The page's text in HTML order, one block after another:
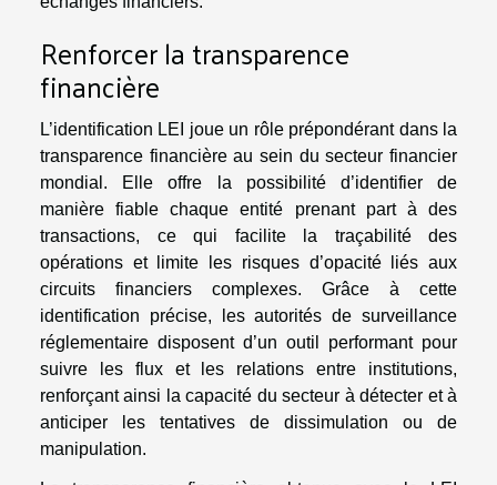
Renforcer la transparence
financière
L’identification LEI joue un rôle prépondérant dans la
transparence financière au sein du secteur financier
mondial. Elle offre la possibilité d’identifier de
manière fiable chaque entité prenant part à des
transactions, ce qui facilite la traçabilité des
opérations et limite les risques d’opacité liés aux
circuits financiers complexes. Grâce à cette
identification précise, les autorités de surveillance
réglementaire disposent d’un outil performant pour
suivre les flux et les relations entre institutions,
renforçant ainsi la capacité du secteur à détecter et à
anticiper les tentatives de dissimulation ou de
manipulation.